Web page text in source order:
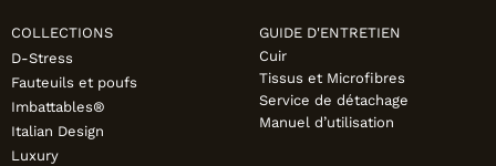
COLLECTIONS
D-Stress
Fauteuils et poufs
Imbattables®
Italian Design
Luxury
GUIDE D'ENTRETIEN
Cuir
Tissus et Microfibres
Service de détachage
Manuel d’utilisation